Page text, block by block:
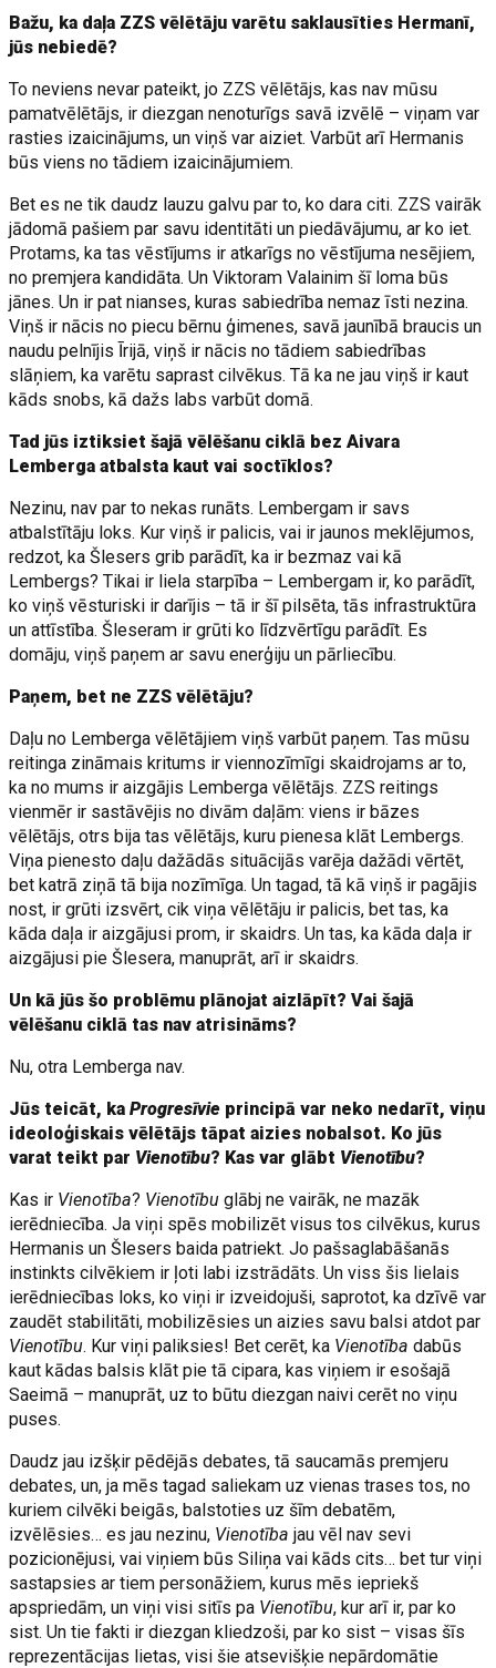
Bažu, ka daļa ZZS vēlētāju varētu saklausīties Hermanī,
jūs nebiedē?
To neviens nevar pateikt, jo ZZS vēlētājs, kas nav mūsu
pamatvēlētājs, ir diezgan nenoturīgs savā izvēlē – viņam var
rasties izaicinājums, un viņš var aiziet. Varbūt arī Hermanis
būs viens no tādiem izaicinājumiem.
Bet es ne tik daudz lauzu galvu par to, ko dara citi. ZZS vairāk
jādomā pašiem par savu identitāti un piedāvājumu, ar ko iet.
Protams, ka tas vēstījums ir atkarīgs no vēstījuma nesējiem,
no premjera kandidāta. Un Viktoram Valainim šī loma būs
jānes. Un ir pat nianses, kuras sabiedrība nemaz īsti nezina.
Viņš ir nācis no piecu bērnu ģimenes, savā jaunībā braucis un
naudu pelnījis Īrijā, viņš ir nācis no tādiem sabiedrības
slāņiem, ka varētu saprast cilvēkus. Tā ka ne jau viņš ir kaut
kāds snobs, kā dažs labs varbūt domā.
Tad jūs iztiksiet šajā vēlēšanu ciklā bez Aivara
Lemberga atbalsta kaut vai soctīklos?
Nezinu, nav par to nekas runāts. Lembergam ir savs
atbalstītāju loks. Kur viņš ir palicis, vai ir jaunos meklējumos,
redzot, ka Šlesers grib parādīt, ka ir bezmaz vai kā
Lembergs? Tikai ir liela starpība – Lembergam ir, ko parādīt,
ko viņš vēsturiski ir darījis – tā ir šī pilsēta, tās infrastruktūra
un attīstība. Šleseram ir grūti ko līdzvērtīgu parādīt. Es
domāju, viņš paņem ar savu enerģiju un pārliecību.
Paņem, bet ne ZZS vēlētāju?
Daļu no Lemberga vēlētājiem viņš varbūt paņem. Tas mūsu
reitinga zināmais kritums ir viennozīmīgi skaidrojams ar to,
ka no mums ir aizgājis Lemberga vēlētājs. ZZS reitings
vienmēr ir sastāvējis no divām daļām: viens ir bāzes
vēlētājs, otrs bija tas vēlētājs, kuru pienesa klāt Lembergs.
Viņa pienesto daļu dažādās situācijās varēja dažādi vērtēt,
bet katrā ziņā tā bija nozīmīga. Un tagad, tā kā viņš ir pagājis
nost, ir grūti izsvērt, cik viņa vēlētāju ir palicis, bet tas, ka
kāda daļa ir aizgājusi prom, ir skaidrs. Un tas, ka kāda daļa ir
aizgājusi pie Šlesera, manuprāt, arī ir skaidrs.
Un kā jūs šo problēmu plānojat aizlāpīt? Vai šajā
vēlēšanu ciklā tas nav atrisināms?
Nu, otra Lemberga nav.
Jūs teicāt, kaProgresīvie principā var neko nedarīt, viņu
ideoloģiskais vēlētājs tāpat aizies nobalsot. Ko jūs
varat teikt par Vienotību? Kas var glābt Vienotību?
Kas ir Vienotība? Vienotībuglābj ne vairāk, ne mazāk
ierēdniecība. Ja viņi spēs mobilizēt visus tos cilvēkus, kurus
Hermanis un Šlesers baida patriekt. Jo pašsaglabāšanās
instinkts cilvēkiem ir ļoti labi izstrādāts. Un viss šis lielais
ierēdniecības loks, ko viņi ir izveidojuši, saprotot, ka dzīvē var
zaudēt stabilitāti, mobilizēsies un aizies savu balsi atdot par
Vienotību. Kur viņi paliksies! Bet cerēt, ka Vienotībadabūs
kaut kādas balsis klāt pie tā cipara, kas viņiem ir esošajā
Saeimā – manuprāt, uz to būtu diezgan naivi cerēt no viņu
puses.
Daudz jau izšķir pēdējās debates, tā saucamās premjeru
debates, un, ja mēs tagad saliekam uz vienas trases tos, no
kuriem cilvēki beigās, balstoties uz šīm debatēm,
izvēlēsies… es jau nezinu, Vienotībajau vēl nav sevi
pozicionējusi, vai viņiem būs Siliņa vai kāds cits… bet tur viņi
sastapsies ar tiem personāžiem, kurus mēs iepriekš
apspriedām, un viņi visi sitīs pa Vienotību, kur arī ir, par ko
sist. Un tie fakti ir diezgan kliedzoši, par ko sist – visas šīs
reprezentācijas lietas, visi šie atsevišķie nepārdomātie